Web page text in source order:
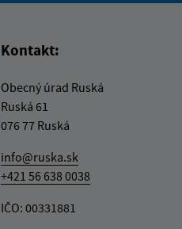
Kontakt:
Obecný úrad Ruská
Ruská 61
076 77 Ruská
info@ruska.sk
+421 56 638 0038
IČO: 00331881